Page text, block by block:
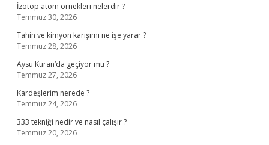
İzotop atom örnekleri nelerdir ?
Temmuz 30, 2026
Tahin ve kimyon karışımı ne işe yarar ?
Temmuz 28, 2026
Aysu Kuran’da geçiyor mu ?
Temmuz 27, 2026
Kardeşlerim nerede ?
Temmuz 24, 2026
333 tekniği nedir ve nasıl çalışır ?
Temmuz 20, 2026